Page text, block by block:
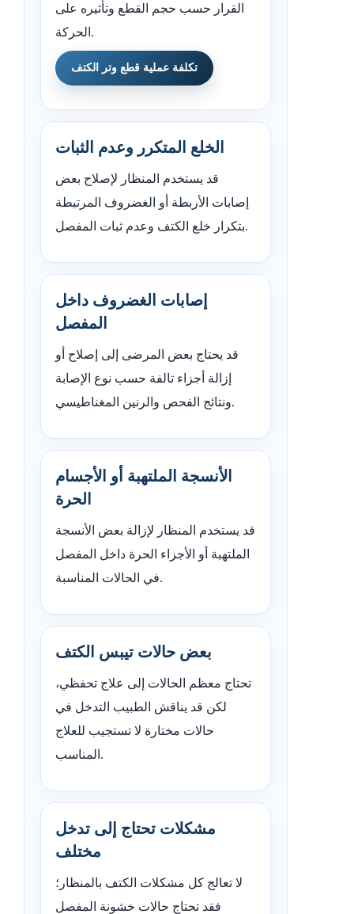
القرار حسب حجم القطع وتأثيره على
الحركة.
تكلفة عملية قطع وتر الكتف
الخلع المتكرر وعدم الثبات
قد يستخدم المنظار لإصلاح بعض
إصابات الأربطة أو الغضروف المرتبطة
بتكرار خلع الكتف وعدم ثبات المفصل.
إصابات الغضروف داخل
المفصل
قد يحتاج بعض المرضى إلى إصلاح أو
إزالة أجزاء تالفة حسب نوع الإصابة
ونتائج الفحص والرنين المغناطيسي.
الأنسجة الملتهبة أو الأجسام
الحرة
قد يستخدم المنظار لإزالة بعض الأنسجة
الملتهبة أو الأجزاء الحرة داخل المفصل
في الحالات المناسبة.
بعض حالات تيبس الكتف
تحتاج معظم الحالات إلى علاج تحفظي،
لكن قد يناقش الطبيب التدخل في
حالات مختارة لا تستجيب للعلاج
المناسب.
مشكلات تحتاج إلى تدخل
مختلف
لا تعالج كل مشكلات الكتف بالمنظار؛
فقد تحتاج حالات خشونة المفصل